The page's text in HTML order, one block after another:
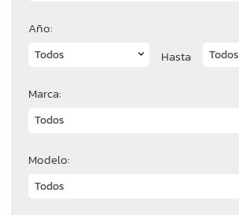
Año:
Hasta
Marca:
Modelo: